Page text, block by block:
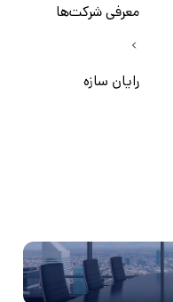
معرفی شرکت‌ها
رایان سازه